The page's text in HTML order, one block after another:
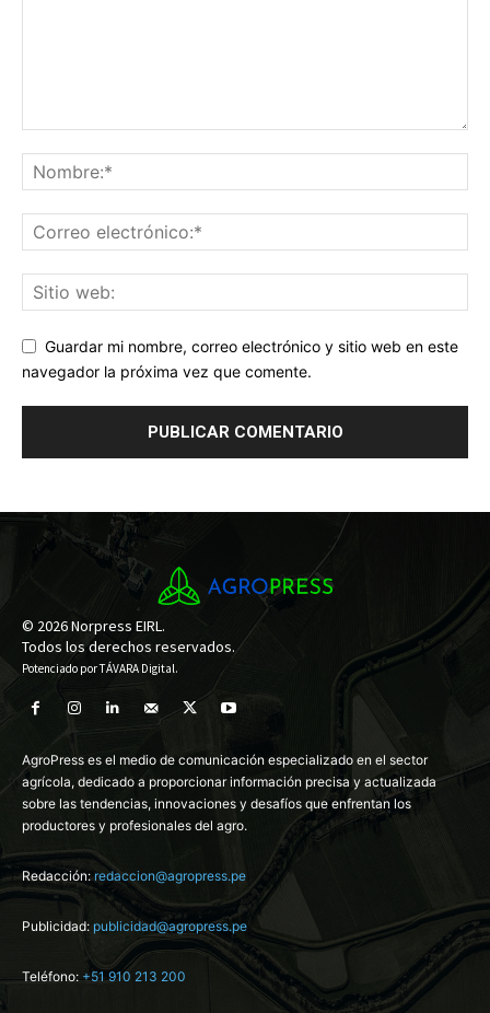
Guardar mi nombre, correo electrónico y sitio web en este
navegador la próxima vez que comente.
© 2026 Norpress EIRL.
Todos los derechos reservados.
Potenciado porTÁVARA Digital.
AgroPress es el medio de comunicación especializado en el sector
agrícola, dedicado a proporcionar información precisa y actualizada
sobre las tendencias, innovaciones y desafíos que enfrentan los
productores y profesionales del agro.
Redacción:redaccion@agropress.pe
Publicidad: publicidad@agropress.pe
Teléfono: +51 910 213 200